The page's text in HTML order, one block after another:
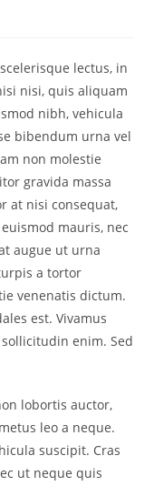
lectus, in
nisi, quis aliquam
nibh, vehicula
bibendum urna vel
non molestie
gravida massa
at nisi consequat,
mauris, nec
augue ut urna
a tortor
venenatis dictum.
est. Vivamus
enim. Sed
lobortis auctor,
leo a neque.
suscipit. Cras
ut neque quis